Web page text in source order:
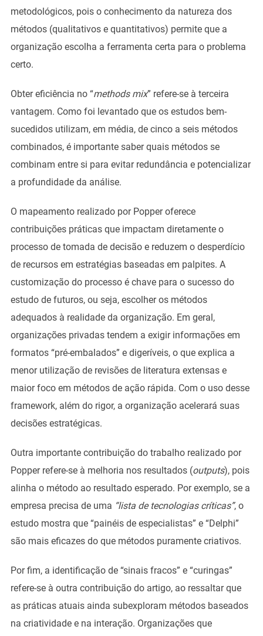
metodológicos, pois o conhecimento da natureza dos
métodos (qualitativos e quantitativos) permite que a
organização escolha a ferramenta certa para o problema
certo.
Obter eficiência no “methods mix” refere-se à terceira
vantagem. Como foi levantado que os estudos bem-
sucedidos utilizam, em média, de cinco a seis métodos
combinados, é importante saber quais métodos se
combinam entre si para evitar redundância e potencializar
a profundidade da análise.
O mapeamento realizado por Popper oferece
contribuições práticas que impactam diretamente o
processo de tomada de decisão e reduzem o desperdício
de recursos em estratégias baseadas em palpites. A
customização do processo é chave para o sucesso do
estudo de futuros, ou seja, escolher os métodos
adequados à realidade da organização. Em geral,
organizações privadas tendem a exigir informações em
formatos “pré-embalados” e digeríveis, o que explica a
menor utilização de revisões de literatura extensas e
maior foco em métodos de ação rápida. Com o uso desse
framework, além do rigor, a organização acelerará suas
decisões estratégicas.
Outra importante contribuição do trabalho realizado por
Popper refere-se à melhoria nos resultados (outputs), pois
alinha o método ao resultado esperado. Por exemplo, se a
empresa precisa de uma “lista de tecnologias críticas”, o
estudo mostra que “painéis de especialistas” e “Delphi”
são mais eficazes do que métodos puramente criativos.
Por fim, a identificação de “sinais fracos” e “curingas”
refere-se à outra contribuição do artigo, ao ressaltar que
as práticas atuais ainda subexploram métodos baseados
na criatividade e na interação. Organizações que